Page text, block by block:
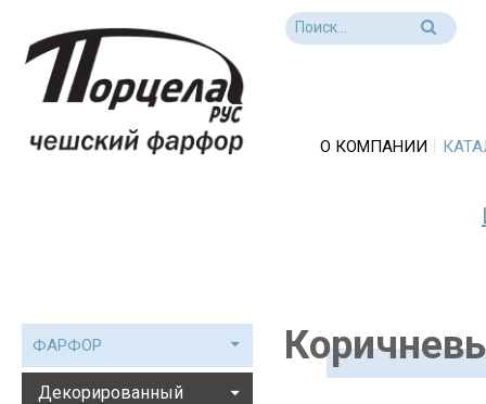
О КОМПАНИИ
ФАРФОР
Декорированный